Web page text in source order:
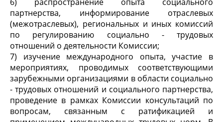
партнерства, информирование отраслевых
(межотраслевых), региональных и иных комиссий
по регулированию социально - трудовых
отношений о деятельности Комиссии;
7) изучение международного опыта, участие в
мероприятиях, проводимых соответствующими
зарубежными организациями в области социально
- трудовых отношений и социального партнерства,
проведение в рамках Комиссии консультаций по
вопросам, связанным с ратификацией и